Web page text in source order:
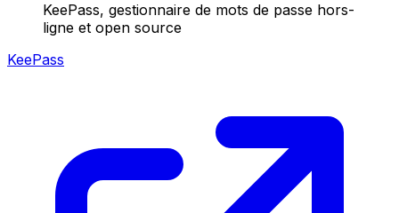
KeePass, gestionnaire de mots de passe hors-
ligne et open source
KeePass